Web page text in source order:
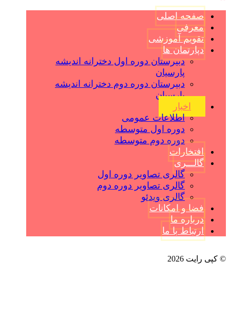
صفحه اصلی
معرفی
تقویم آموزشی
دپارتمان ها
دبیرستان دوره اول دخترانه اندیشه
پارسیان
دبیرستان دوره دوم دخترانه اندیشه
پارسیان
اخبار
اطلاعات عمومی
دوره اول متوسطه
دوره دوم متوسطه
افتخارات
گالـــری
گالری تصاویر دوره اول
گالری تصاویر دوره دوم
گالری ویدئو
فضا و امکانات
درباره ما
ارتباط با ما
© کپی رایت 2026